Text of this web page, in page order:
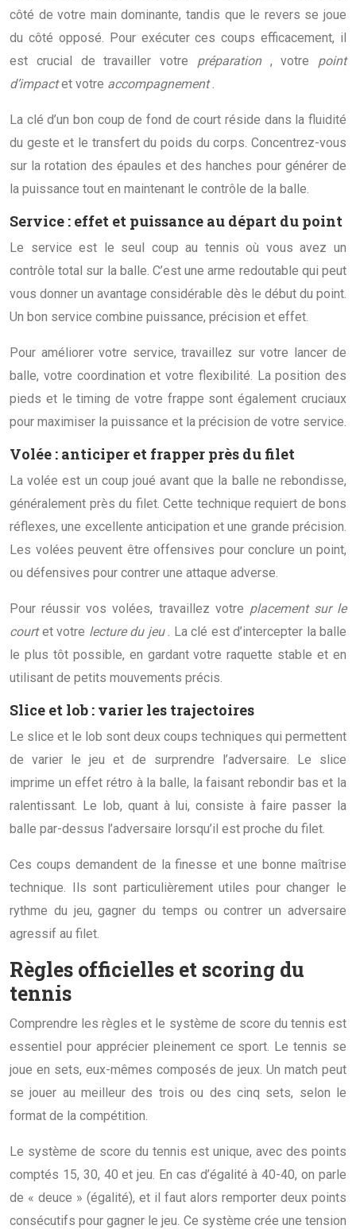
côté de votre main dominante, tandis que le revers se joue
du côté opposé. Pour exécuter ces coups efficacement, il
est crucial de travailler votre préparation , votre point
d’impactet votre accompagnement.
La clé d’un bon coup de fond de court réside dans la fluidité
du geste et le transfert du poids du corps. Concentrez-vous
sur la rotation des épaules et des hanches pour générer de
la puissance tout en maintenant le contrôle de la balle.
Service : effet et puissance au départ du point
Le service est le seul coup au tennis où vous avez un
contrôle total sur la balle. C’est une arme redoutable qui peut
vous donner un avantage considérable dès le début du point.
Un bon service combine puissance, précision et effet.
Pour améliorer votre service, travaillez sur votre lancer de
balle, votre coordination et votre flexibilité. La position des
pieds et le timing de votre frappe sont également cruciaux
pour maximiser la puissance et la précision de votre service.
Volée : anticiper et frapper près du filet
La volée est un coup joué avant que la balle ne rebondisse,
généralement près du filet. Cette technique requiert de bons
réflexes, une excellente anticipation et une grande précision.
Les volées peuvent être offensives pour conclure un point,
ou défensives pour contrer une attaque adverse.
Pour réussir vos volées, travaillez votre placement sur le
courtet votre lecture du jeu. La clé est d’intercepter la balle
le plus tôt possible, en gardant votre raquette stable et en
utilisant de petits mouvements précis.
Slice et lob : varier les trajectoires
Le slice et le lob sont deux coups techniques qui permettent
de varier le jeu et de surprendre l’adversaire. Le slice
imprime un effet rétro à la balle, la faisant rebondir bas et la
ralentissant. Le lob, quant à lui, consiste à faire passer la
balle par-dessus l’adversaire lorsqu’il est proche du filet.
Ces coups demandent de la finesse et une bonne maîtrise
technique. Ils sont particulièrement utiles pour changer le
rythme du jeu, gagner du temps ou contrer un adversaire
agressif au filet.
Règles officielles et scoring du
tennis
Comprendre les règles et le système de score du tennis est
essentiel pour apprécier pleinement ce sport. Le tennis se
joue en sets, eux-mêmes composés de jeux. Un match peut
se jouer au meilleur des trois ou des cinq sets, selon le
format de la compétition.
Le système de score du tennis est unique, avec des points
comptés 15, 30, 40 et jeu. En cas d’égalité à 40-40, on parle
de « deuce » (égalité), et il faut alors remporter deux points
consécutifs pour gagner le jeu. Ce système crée une tension